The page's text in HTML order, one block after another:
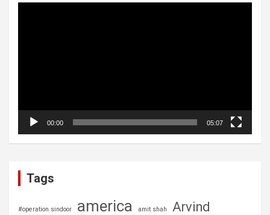
00:00 05:07
Tags
#operation sindoor america amit shah Arvind